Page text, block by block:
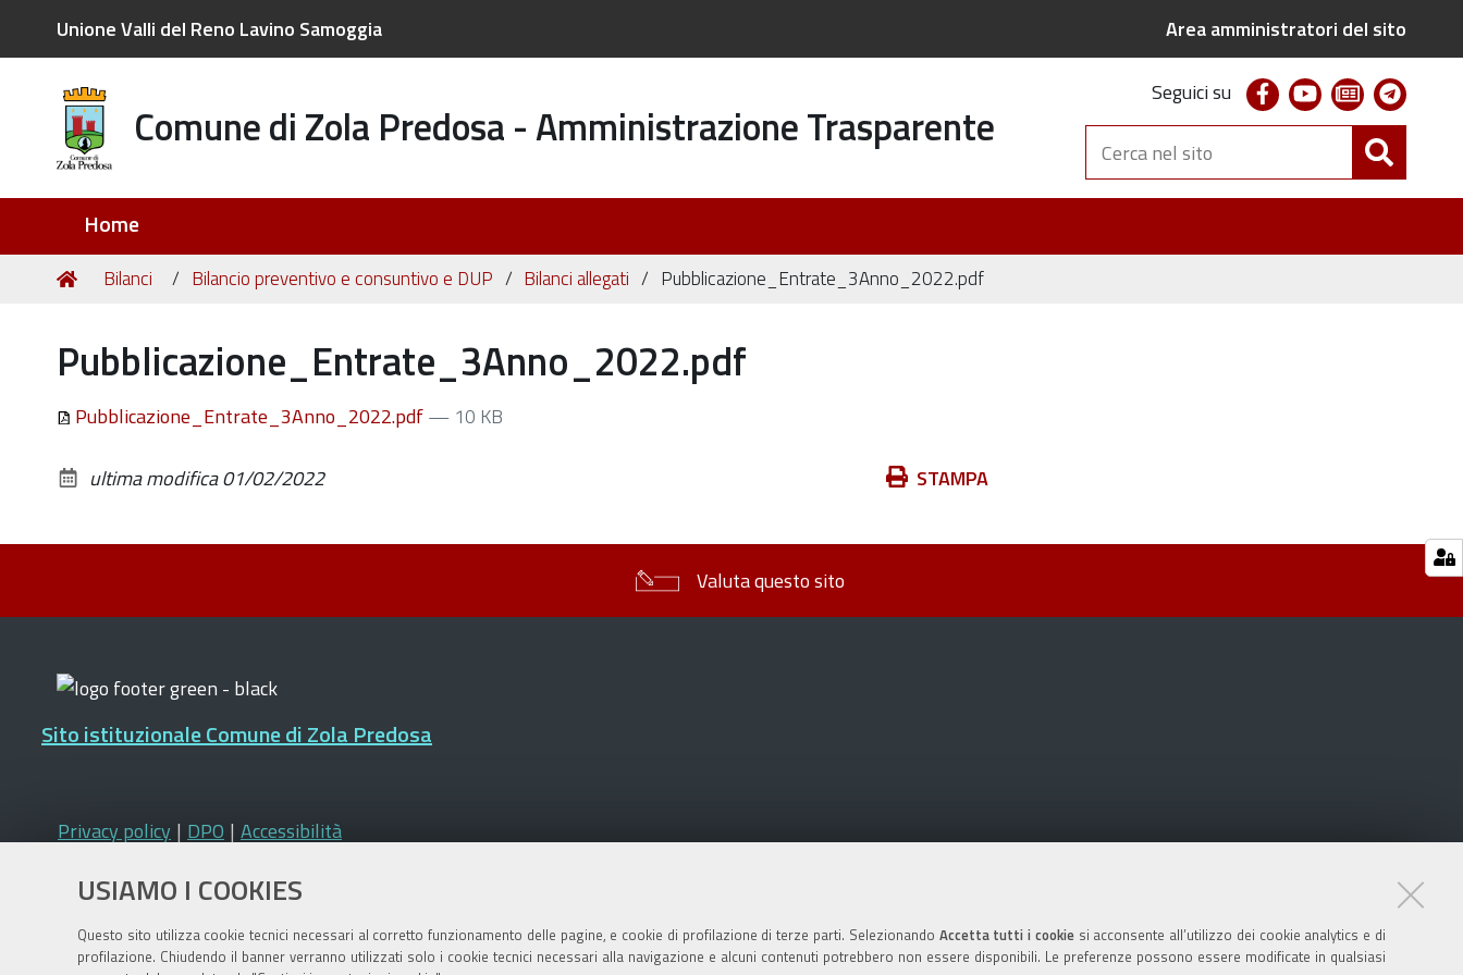
USIAMO I COOKIES
Questo sito utilizza cookie tecnici necessari al corretto funzionamento delle pagine, e cookie di profilazione di terze parti. Selezionando Accetta tutti i cookiesi acconsente all’utilizzo dei cookie analytics e di
profilazione. Chiudendo il banner verranno utilizzati solo i cookie tecnici necessari alla navigazione e alcuni contenuti potrebbero non essere disponibili. Le preferenze possono essere modificate in qualsiasi
Unione Valli del Reno Lavino Samoggia Area amministratori del sito
Comune di Zola Predosa - Amministrazione Trasparente
Seguici su facebookyoutubenewsletter
Cerca
nel
sito
Home
Tu
Home
Bilanci Bilancio preventivo e consuntivo e DUP Bilanci allegati Pubblicazione_Entrate_3Anno_2022.pdf
Pubblicazione_Entrate_3Anno_2022.pdf
Pubblicazione_Entrate_3Anno_2022.pdf— 10 KB
Azioni STAMPA
ultima modifica01/02/2022
Valuta questo sito
Sito istituzionale Comune di Zola Predosa
Privacy policy | DPO | Accessibilità